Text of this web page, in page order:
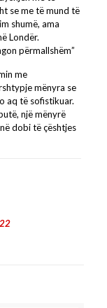
se me të mund të
shumë, ama
Londër.
përmallshëm”
me
mënyra se
aq të sofistikuar.
një mënyrë
dobi të çështjes